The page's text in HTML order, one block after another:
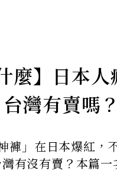
麼】日本
灣有賣嗎
」在日本爆紅，
有沒有賣？本篇一